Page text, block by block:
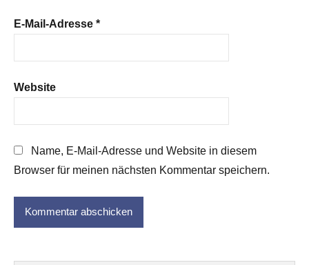
E-Mail-Adresse *
Website
Name, E-Mail-Adresse und Website in diesem
Browser für meinen nächsten Kommentar speichern.